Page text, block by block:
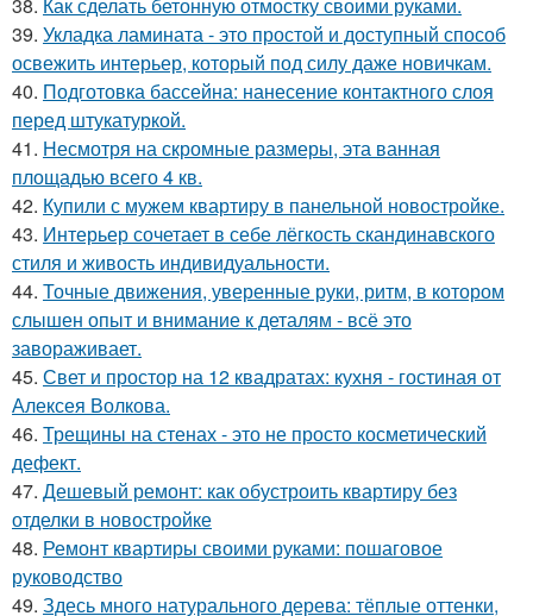
38. Как сделать бетонную отмостку своими руками.
39. Укладка ламината - это простой и доступный способ
освежить интерьер, который под силу даже новичкам.
40. Подготовка бассейна: нанесение контактного слоя
перед штукатуркой.
41. Несмотря на скромные размеры, эта ванная
площадью всего 4 кв.
42. Купили с мужем квартиру в панельной новостройке.
43. Интерьер сочетает в себе лёгкость скандинавского
стиля и живость индивидуальности.
44. Точные движения, уверенные руки, ритм, в котором
слышен опыт и внимание к деталям - всё это
завораживает.
45. Свет и простор на 12 квадратах: кухня - гостиная от
Алексея Волкова.
46. Трещины на стенах - это не просто косметический
дефект.
47. Дешевый ремонт: как обустроить квартиру без
отделки в новостройке
48. Ремонт квартиры своими руками: пошаговое
руководство
49. Здесь много натурального дерева: тёплые оттенки,